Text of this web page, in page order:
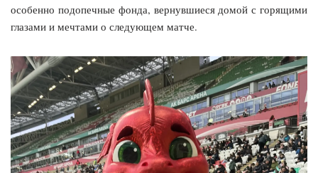
особенно подопечные фонда, вернувшиеся домой с горящими
глазами и мечтами о следующем матче.